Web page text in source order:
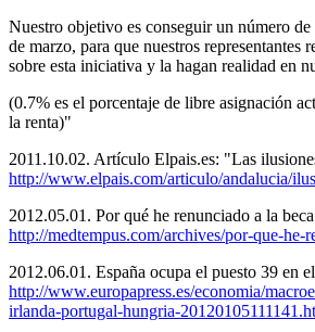
Nuestro objetivo es conseguir un número
de marzo, para que nuestros representantes
sobre esta iniciativa y la hagan realidad en
(0.7% es el porcentaje de libre asignación
la renta)"
2011.10.02. Artículo Elpais.es: "Las
http://www.elpais.com/articulo/andalucia/
2012.05.01. Por qué he renunciado a la
http://medtempus.com/archives/por-que-
2012.06.01. España ocupa el puesto 39 en
http://www.europapress.es/economia/
irlanda-portugal-hungria-